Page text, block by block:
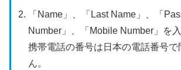
「Name」、「Last Name」、「
Number」、「Mobile Number」を入
携帯電話の番号は日本の電話番号で
ん。